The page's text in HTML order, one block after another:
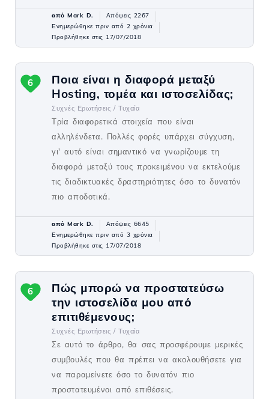
από Mark D.
Απόψεις 2267
Ενημερώθηκε πριν από 2 χρόνια
Προβλήθηκε στις 17/07/2018
Ποια είναι η διαφορά μεταξύ
Hosting, τομέα και ιστοσελίδας;
Συχνές Ερωτήσεις / Τυχαία
Τρία διαφορετικά στοιχεία που είναι
αλληλένδετα. Πολλές φορές υπάρχει σύγχυση,
γι' αυτό είναι σημαντικό να γνωρίζουμε τη
διαφορά μεταξύ τους προκειμένου να εκτελούμε
τις διαδικτυακές δραστηριότητες όσο το δυνατόν
πιο αποδοτικά.
6
από Mark D.
Απόψεις 6645
Ενημερώθηκε πριν από 3 χρόνια
Προβλήθηκε στις 17/07/2018
Πώς μπορώ να προστατεύσω
την ιστοσελίδα μου από
επιτιθέμενους;
Συχνές Ερωτήσεις / Τυχαία
Σε αυτό το άρθρο, θα σας προσφέρουμε μερικές
συμβουλές που θα πρέπει να ακολουθήσετε για
να παραμείνετε όσο το δυνατόν πιο
προστατευμένοι από επιθέσεις.
6